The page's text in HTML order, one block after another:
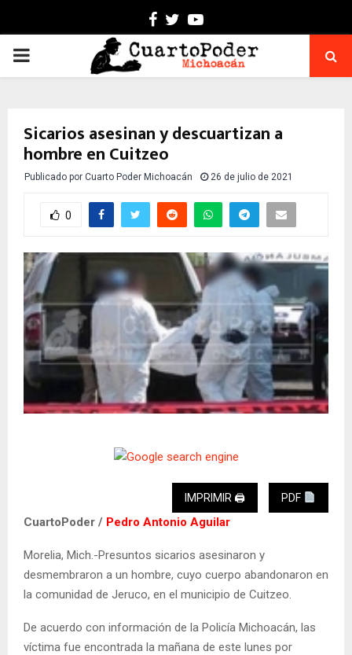
Facebook
TwitterYoutube
PRIMARY
Sicarios asesinan y descuartizan a
hombre en Cuitzeo
Publicado por Cuarto Poder Michoacán 26 de julio de 2021
0
IMPRIMIR 🖨 PDF
CuartoPoder / Pedro Antonio Aguilar
Morelia, Mich.-Presuntos sicarios asesinaron y
desmembraron a un hombre, cuyo cuerpo abandonaron en
la comunidad de Jeruco, en el municipio de Cuitzeo.
De acuerdo con información de la Policía Michoacán, las
víctima fue encontrada la mañana de este lunes por